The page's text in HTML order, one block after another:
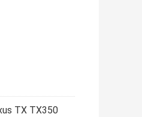
TX TX350